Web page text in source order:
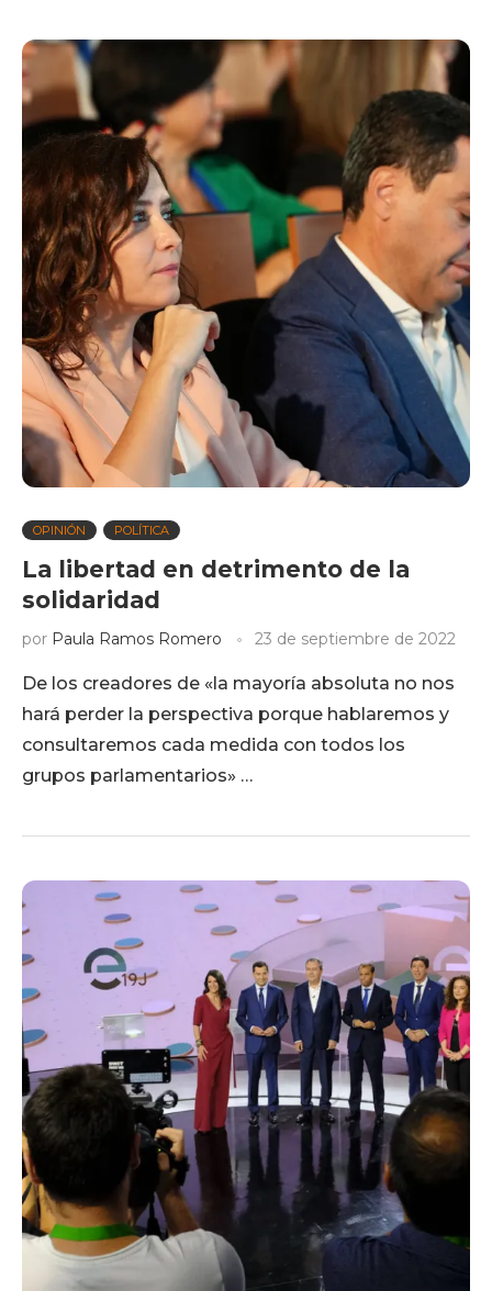
OPINIÓN POLÍTICA
La libertad en detrimento de la
solidaridad
por Paula Ramos Romero 23 de septiembre de 2022
De los creadores de «la mayoría absoluta no nos
hará perder la perspectiva porque hablaremos y
consultaremos cada medida con todos los
grupos parlamentarios» …